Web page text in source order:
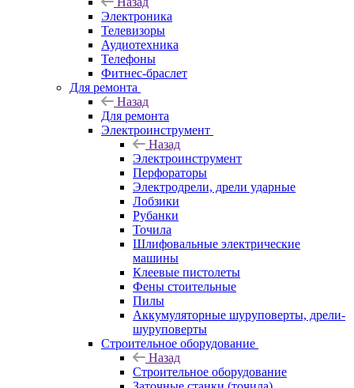
Электроника
Телевизоры
Аудиотехника
Телефоны
Фитнес-браслет
Для ремонта
Назад
Для ремонта
Электроинструмент
Назад
Электроинструмент
Перфораторы
Электродрели, дрели ударные
Лобзики
Рубанки
Точила
Шлифовальные электрические
машины
Клеевые пистолеты
Фены стоительные
Пилы
Аккумуляторные шуруповерты, дрели-
шуруповерты
Строительное оборудование
Назад
Строительное оборудование